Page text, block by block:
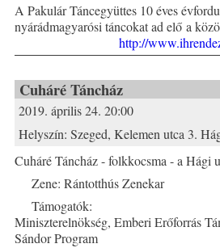
A Pakulár Táncegyüttes 10 éves
nyárádmagyarósi táncokat ad elő a
http://
Cuháré Táncház
2019. április 24. 20:00
Helyszín: Szeged, Kelemen utca 3.
Cuháré Táncház - folkkocsma - a Hági
Zene: Rántotthús Zenekar
Támogatók:
Miniszterelnökség, Emberi Erőforrás
Sándor Program